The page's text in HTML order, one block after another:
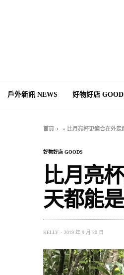
戶外新訊 NEWS 好物好店
首頁 » 比月亮杯更適合在外
好物好店 GOODS
比月亮
天都能
KELLY 2019 年 9 月 20 日